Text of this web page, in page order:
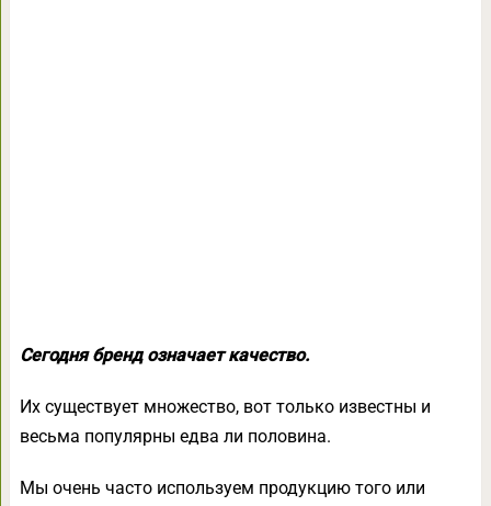
Сегодня бренд означает качество.
Их существует множество, вот только известны и
весьма популярны едва ли половина.
Мы очень часто используем продукцию того или